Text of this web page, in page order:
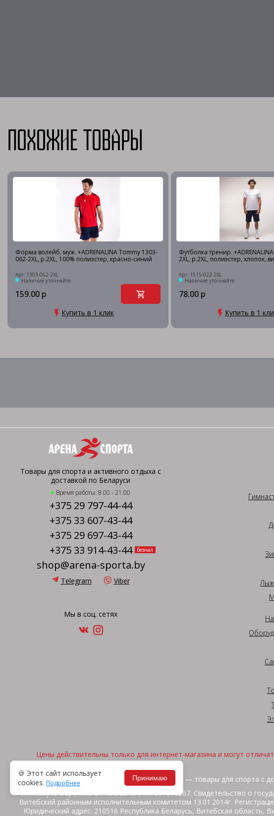
Похожие товары
Форма волейб. муж. +ADRENALINA Tommy 1303-
062-2XL, р.2XL, 100% полиэстер, красно-синий
Арт: 1303-062-2XL
Наличие уточняйте
159.00 р
Купить в 1 клик
Футболка тренир.
2XL, р.2XL, полиэстер, хлопок,
Арт: 1515-022-2XL
Наличие уточняйте
78.00 р
Купить в 1
Товары для спорта и активного отдыха с
доставкой по Беларуси
Время работы: 8.00 - 21.00
+375 29 797-44-44
+375 33 607-43-44
+375 29 697-43-44
+375 33 914-43-44
безнал
shop@arena-sporta.by
Telegram Viber
Мы в соц. сетях
Цены действительны только для интернет-магазина и могут
2026, © "Арена спорта" — товары для спорта с
ИП Жакуть Вероника Витальевна. УНП 391316267. Свидетельство о
Витебский районным исполнительным комитетом 13.01.2014г.
Юридический адрес: 210516 Республика Беларусь, Витебская область,
🍪 Этот сайт использует
cookies. Подробнее
Принимаю